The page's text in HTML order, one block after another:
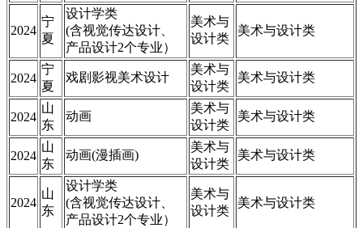
2024
宁
夏
设计学类
(含视觉传达设计、
产品设计2个专业）
美术与
设计类
美术与设计类
2024
宁
夏
戏剧影视美术设计
美术与
设计类
美术与设计类
2024
山
东
动画
美术与
设计类
美术与设计类
2024
山
东
动画(漫插画)
美术与
设计类
美术与设计类
2024
山
东
设计学类
(含视觉传达设计、
产品设计2个专业）
美术与
设计类
美术与设计类